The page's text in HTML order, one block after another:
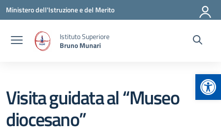
Vai ai contenuti
Vai al menu di navigazione
Vai al footer
Ministero dell'Istruzione e del Merito
Istituto Superiore
Bruno Munari
Visita guidata al “Museo
diocesano”